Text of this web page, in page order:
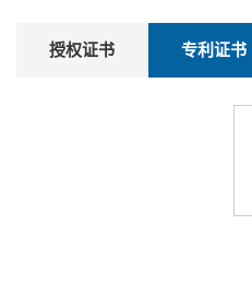
授权证书 专利证书